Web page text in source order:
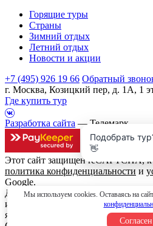
Горящие туры
Страны
Зимний отдых
Летний отдых
Новости и акции
+7 (495) 926 19 66 Обратный
г. Москва, Козицкий пер, д. 1А, 1
Где купить тур
Разработка сайта — Телемарк
Этот сайт защищен reCAPTCHA,
политика конфиденциальности и
Google.
Данный интернет сайт носит
информационный характер и вся
является публичной офертой,
Мы используем cookies. Оставаясь на
Согласен
Подобрать
👋